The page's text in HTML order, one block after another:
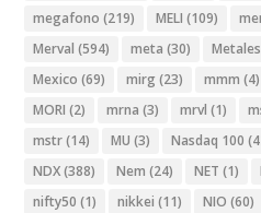
megafono (219) MELI (109)
Merval (594) meta (30) Metales
Mexico (69) mirg (23) mmm (4)
MORI (2) mrna (3) mrvl (1)
mstr(14) MU (3) Nasdaq 100
NDX(388) Nem (24) NET (1)
nifty50 (1) nikkei (11) NIO (60)